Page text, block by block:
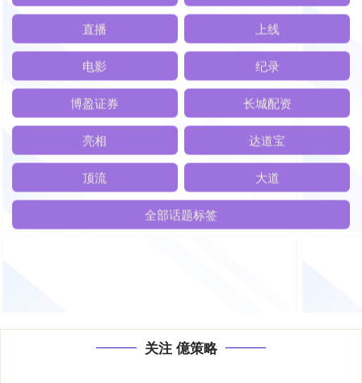
高速 为何
直播 上线
电影 纪录
博盈证券 长城配资
亮相 达道宝
关注 億策略